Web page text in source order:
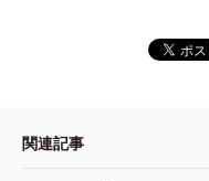
関連記事